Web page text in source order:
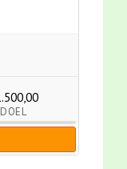
DOEL